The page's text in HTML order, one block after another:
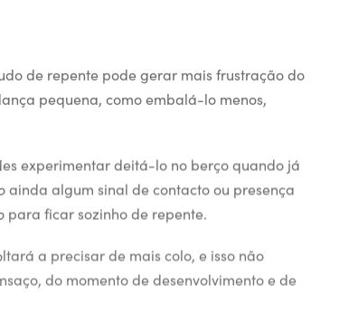
de repente pode gerar mais frustração do
pequena, como embalá-lo menos,
experimentar deitá-lo no berço quando já
algum sinal de contacto ou presença
ficar sozinho de repente.
a precisar de mais colo, e isso não
do momento de desenvolvimento e de